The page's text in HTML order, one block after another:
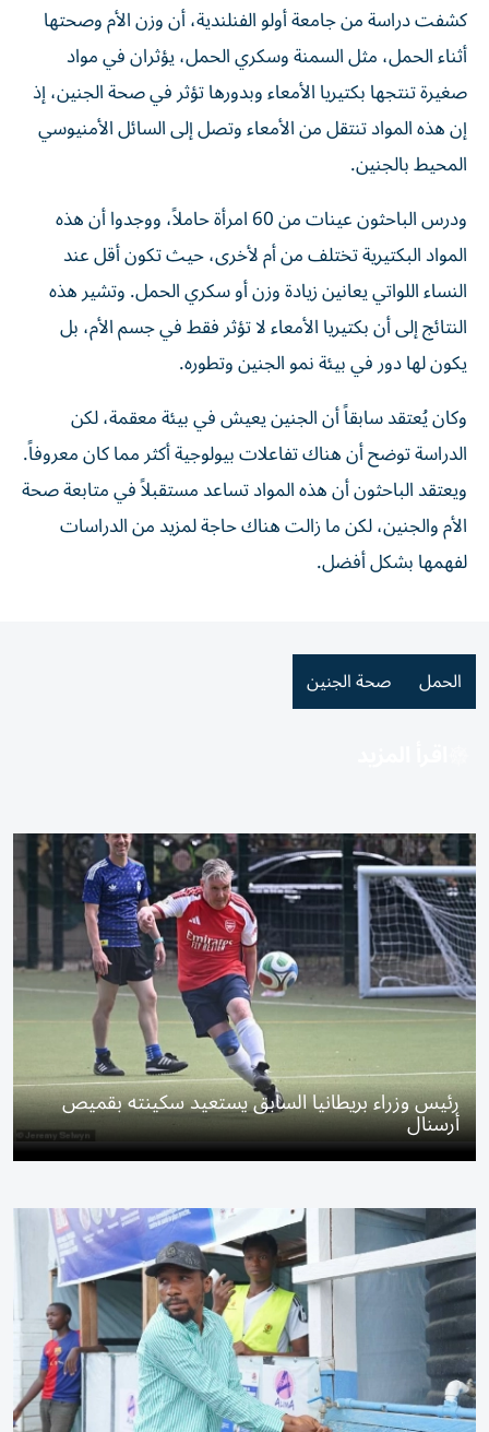
كشفت دراسة من جامعة أولو الفنلندية، أن وزن الأم وصحتها
أثناء الحمل، مثل السمنة وسكري الحمل، يؤثران في مواد
صغيرة تنتجها بكتيريا الأمعاء وبدورها تؤثر في صحة الجنين، إذ
إن هذه المواد تنتقل من الأمعاء وتصل إلى السائل الأمنيوسي
المحيط بالجنين.
ودرس الباحثون عينات من 60 امرأة حاملاً، ووجدوا أن هذه
المواد البكتيرية تختلف من أم لأخرى، حيث تكون أقل عند
النساء اللواتي يعانين زيادة وزن أو سكري الحمل. وتشير هذه
النتائج إلى أن بكتيريا الأمعاء لا تؤثر فقط في جسم الأم، بل
يكون لها دور في بيئة نمو الجنين وتطوره.
وكان يُعتقد سابقاً أن الجنين يعيش في بيئة معقمة، لكن
الدراسة توضح أن هناك تفاعلات بيولوجية أكثر مما كان معروفاً.
ويعتقد الباحثون أن هذه المواد تساعد مستقبلاً في متابعة صحة
الأم والجنين، لكن ما زالت هناك حاجة لمزيد من الدراسات
لفهمها بشكل أفضل.
الحمل صحة الجنين
رئيس وزراء بريطانيا السابق يستعيد سكينته بقميص
أرسنال